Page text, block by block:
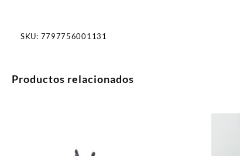
SKU: 7797756001131
Productos relacionados